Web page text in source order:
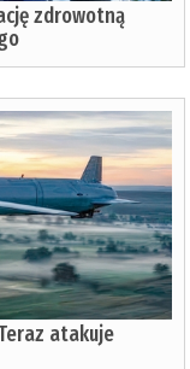
zdrowotną
atakuje